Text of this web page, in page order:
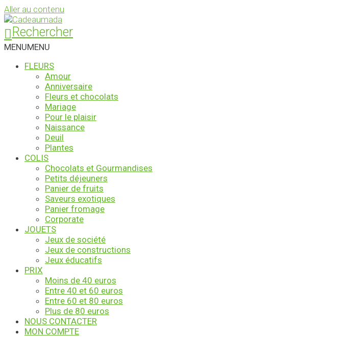
Aller au contenu
Rechercher
MENUMENU
FLEURS
Amour
Anniversaire
Fleurs et chocolats
Mariage
Pour le plaisir
Naissance
Deuil
Plantes
COLIS
Chocolats et Gourmandises
Petits déjeuners
Panier de fruits
Saveurs exotiques
Panier fromage
Corporate
JOUETS
Jeux de société
Jeux de constructions
Jeux éducatifs
PRIX
Moins de 40 euros
Entre 40 et 60 euros
Entre 60 et 80 euros
Plus de 80 euros
NOUS CONTACTER
MON COMPTE